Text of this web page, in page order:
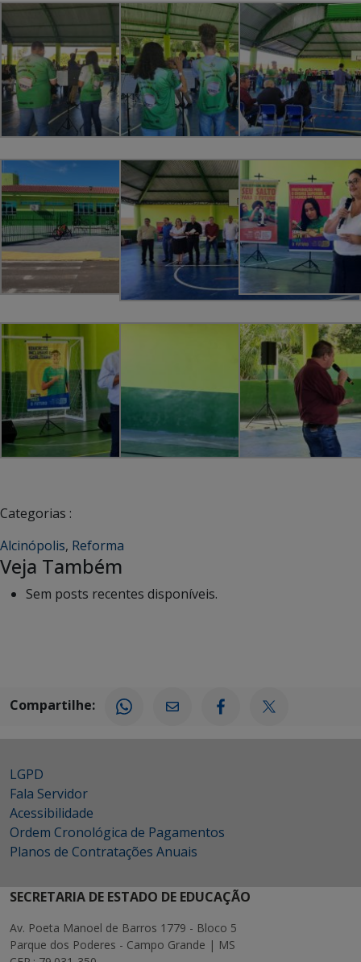
Categorias :
Alcinópolis, Reforma
Veja Também
Sem posts recentes disponíveis.
Compartilhe:
LGPD
Fala Servidor
Acessibilidade
Ordem Cronológica de Pagamentos
Planos de Contratações Anuais
SECRETARIA DE ESTADO DE EDUCAÇÃO
Av. Poeta Manoel de Barros 1779 - Bloco 5
Parque dos Poderes - Campo Grande | MS